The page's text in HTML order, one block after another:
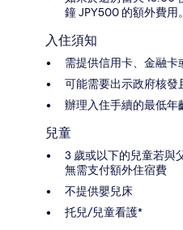
鐘 JPY500 的額外費用。
入住須知
需提供信用卡、金融
可能需要出示政府核發
辦理入住手續的最低年
兒童
3 歲或以下的兒童若與
無需支付額外住宿費
不提供嬰兒床
托兒/兒童看護*